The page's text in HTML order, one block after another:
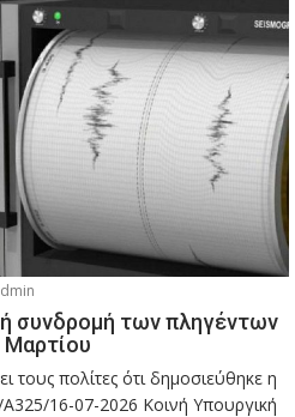
συνδρομή των πληγέντων
Μαρτίου
τους πολίτες ότι δημοσιεύθηκε η
16-07-2026 Κοινή Υπουργική